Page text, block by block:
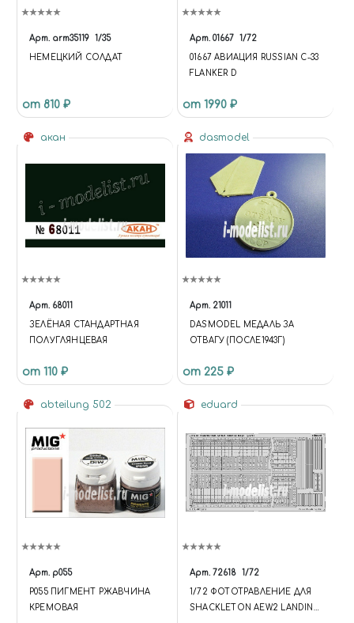
Арт. arm35119 1/35
НЕМЕЦКИЙ СОЛДАТ
от 810 ₽
Арт. 01667 1/72
01667 АВИАЦИЯ RUSSIAN С-33
FLANKER D
от 1990 ₽
акан
Арт. 68011
ЗЕЛЁНАЯ СТАНДАРТНАЯ
ПОЛУГЛЯНЦЕВАЯ
от 110 ₽
dasmodel
Арт. 21011
DASMODEL МЕДАЛЬ ЗА
ОТВАГУ (ПОСЛЕ1943Г)
от 225 ₽
abteilung 502
Арт. p055
P055 ПИГМЕНТ РЖАВЧИНА
КРЕМОВАЯ
eduard
Арт. 72618 1/72
1/72 ФОТОТРАВЛЕНИЕ ДЛЯ
SHACKLETON AEW.2 LANDING